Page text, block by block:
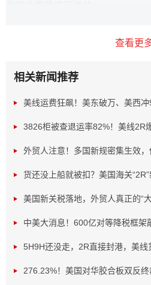
显示，上周中国至美西的运价已
目的是，7月9日，全球航运巨头
盟在美西线的成本价。预计随着
公司也将陆续跟进，进一步加剧
查看更
相关新闻推荐
3826柜被查退运率82%！美线2R
外贸人注意！多国新规密集生效
货还没上船就被扣？美国海关
美国新关税落地，外贸人真正的“
中美大消息！600亿对等降税框架
5H9H还没走，2R直接封港，美线
276.23%！美国对华胶合板双反终